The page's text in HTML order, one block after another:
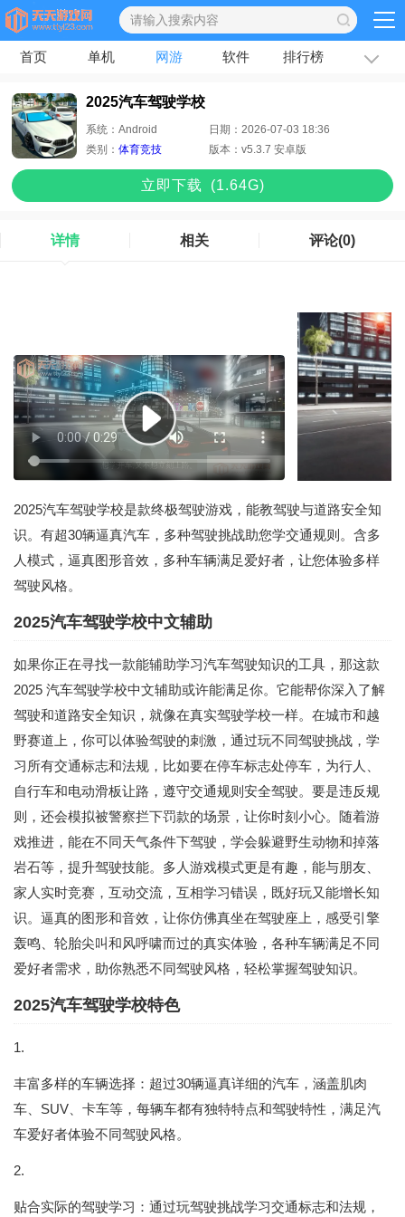
首页 单机 网游 软件 排行榜 专题
2025汽车驾驶学校
系统：Android 日期：2026-07-03 18:36
类别：体育竞技 版本：v5.3.7 安卓版
立即下载 (1.64G)
详情 相关 评论(0)
2025汽车驾驶学校是款终极驾驶游戏，能教驾驶与道路安全知
识。有超30辆逼真汽车，多种驾驶挑战助您学交通规则。含多
人模式，逼真图形音效，多种车辆满足爱好者，让您体验多样
驾驶风格。
2025汽车驾驶学校中文辅助
如果你正在寻找一款能辅助学习汽车驾驶知识的工具，那这款
2025 汽车驾驶学校中文辅助或许能满足你。它能帮你深入了解
驾驶和道路安全知识，就像在真实驾驶学校一样。在城市和越
野赛道上，你可以体验驾驶的刺激，通过玩不同驾驶挑战，学
习所有交通标志和法规，比如要在停车标志处停车，为行人、
自行车和电动滑板让路，遵守交通规则安全驾驶。要是违反规
则，还会模拟被警察拦下罚款的场景，让你时刻小心。随着游
戏推进，能在不同天气条件下驾驶，学会躲避野生动物和掉落
岩石等，提升驾驶技能。多人游戏模式更是有趣，能与朋友、
家人实时竞赛，互动交流，互相学习错误，既好玩又能增长知
识。逼真的图形和音效，让你仿佛真坐在驾驶座上，感受引擎
轰鸣、轮胎尖叫和风呼啸而过的真实体验，各种车辆满足不同
爱好者需求，助你熟悉不同驾驶风格，轻松掌握驾驶知识。
2025汽车驾驶学校特色
1.
丰富多样的车辆选择：超过30辆逼真详细的汽车，涵盖肌肉
车、SUV、卡车等，每辆车都有独特特点和驾驶特性，满足汽
车爱好者体验不同驾驶风格。
2.
贴合实际的驾驶学习：通过玩驾驶挑战学习交通标志和法规，